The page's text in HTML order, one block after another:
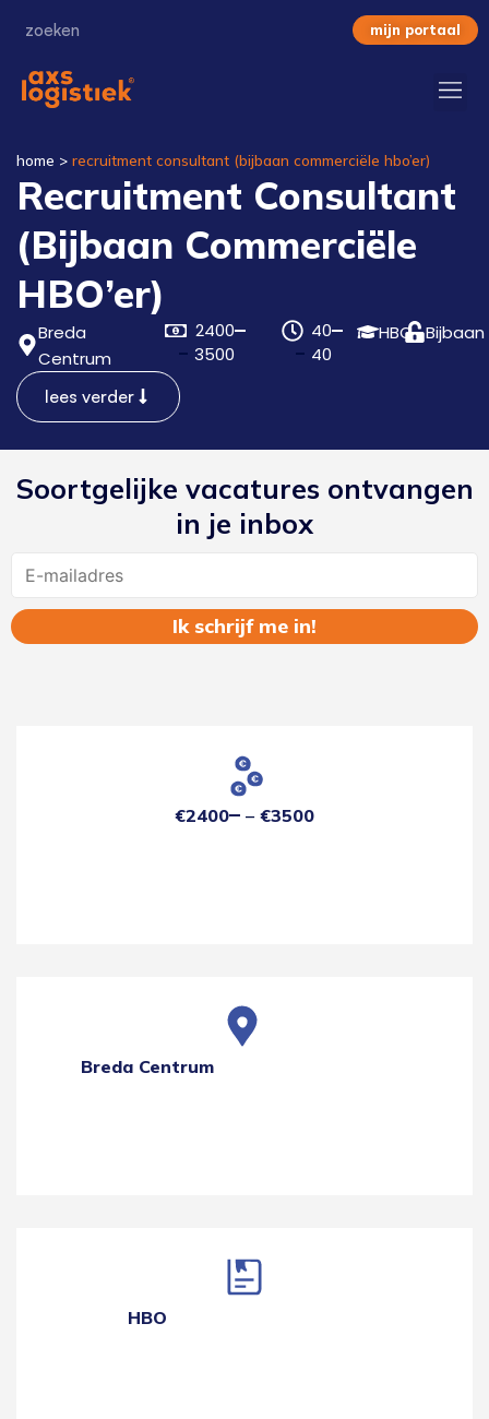
mijn portaal
home > recruitment consultant (bijbaan commerciële hbo’er)
Recruitment Consultant
(Bijbaan Commerciële
HBO’er)
Breda
Centrum
2400
3500
40
40
HBO Bijbaan
lees verder
Soortgelijke vacatures ontvangen
in je inbox
€2400 €3500
Breda Centrum
HBO